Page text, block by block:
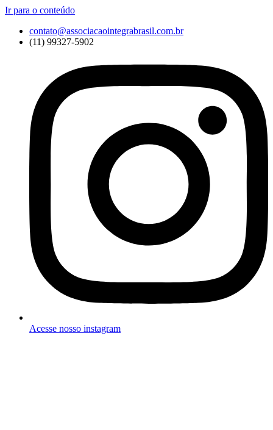
Ir para o conteúdo
contato@associacaointegrabrasil.com.br
(11) 99327-5902
Acesse nosso instagram